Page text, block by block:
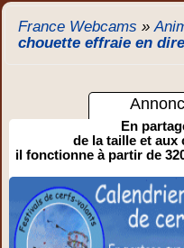
France Webcams »
chouette effraie en
En
de la taille et
il fonctionne à partir de